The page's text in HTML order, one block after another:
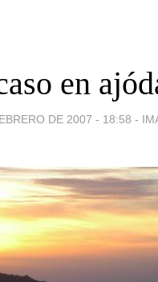
en
DE 2007 - 18:58 -